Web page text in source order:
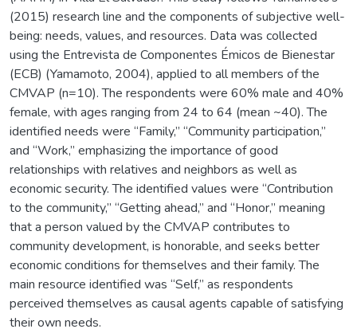
(2015) research line and the components of subjective well-
being: needs, values, and resources. Data was collected
using the Entrevista de Componentes Émicos de Bienestar
(ECB) (Yamamoto, 2004), applied to all members of the
CMVAP (n=10). The respondents were 60% male and 40%
female, with ages ranging from 24 to 64 (mean ~40). The
identified needs were “Family,” “Community participation,”
and “Work,” emphasizing the importance of good
relationships with relatives and neighbors as well as
economic security. The identified values were “Contribution
to the community,” “Getting ahead,” and “Honor,” meaning
that a person valued by the CMVAP contributes to
community development, is honorable, and seeks better
economic conditions for themselves and their family. The
main resource identified was “Self,” as respondents
perceived themselves as causal agents capable of satisfying
their own needs.